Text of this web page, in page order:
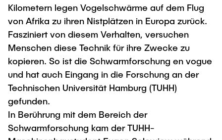
Arbeiten an der TU Hamburg
Stellenausschreibungen
Berufsausbildung und Praktika
Berufungen
Neue Mitarbeitende
Intern
Alumni
Berufseinstieg - Career Center
Graduiertenakademie
Promotion und Habilitation
Wissenschaftliche Weiterbildung
Lehre und Lernen
Best Practices Lehre
Future Lectures
Team
Neues aus der Forschung &
Transfer
Interdisziplinärer Workshop des FSP
„Biobasierte Prozesse und
Reaktortechnologien“
Management-Wissenschaften und Technologie
Studiengänge
Forschung und Institute
Maschinenbau
Studiengänge
Forschung und Institute
Strategie
ECIU University
Contacts & International Team
Kilometern legen Vogelschwärme auf dem Flug
von Afrika zu ihren Nistplätzen in Europa zurück.
Fasziniert von diesem Verhalten, versuchen
Menschen diese Technik für ihre Zwecke zu
kopieren. So ist die Schwarmforschung en vogue
und hat auch Eingang in die Forschung an der
Technischen Universität Hamburg (TUHH)
gefunden.
In Berührung mit dem Bereich der
Schwarmforschung kam der TUHH-